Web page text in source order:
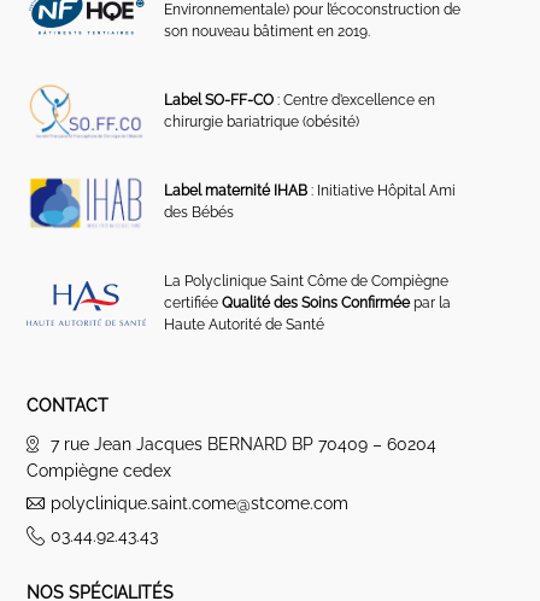
Environnementale) pour l’écoconstruction de
son nouveau bâtiment en 2019.
Label SO-FF-CO : Centre d’excellence en
chirurgie bariatrique (obésité)
Label maternité IHAB : Initiative Hôpital Ami
des Bébés
La Polyclinique Saint Côme de Compiègne
certifiéeQualité des Soins Confirméepar la
Haute Autorité de Santé
CONTACT
7 rue Jean Jacques BERNARD BP 70409 – 60204
Compiègne cedex
polyclinique.saint.come@stcome.com
03.44.92.43.43
NOS SPÉCIALITÉS